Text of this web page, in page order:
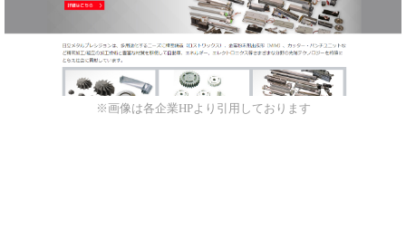
※画像は各企業HPより引用しております